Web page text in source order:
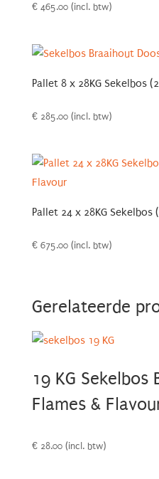
€465.00 (incl. btw)
Pallet 8 x 28KG Sekelbos
€285.00 (incl. btw)
Pallet 24 x 28KG Sekelbos
€675.00 (incl. btw)
Gerelateerde
19 KG Sekelbos
Flames &
€28.00 (incl. btw)